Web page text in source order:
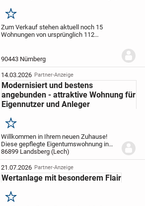
Merken
Zum Verkauf stehen aktuell noch 15
Wohnungen von ursprünglich 112
21m² bis hin zu 4 Zimmer mit
Besonderheiten zum...
90443 Nürnberg
14.03.2026 Partner-Anzeige
Modernisiert und bestens
angebunden - attraktive Wohnung für
Eigennutzer und Anleger
Merken
Willkommen in Ihrem neuen Zuhause!
Diese gepflegte Eigentumswohnung in
attraktiver Lage von Landsberg am Lech
verbindet eine durchdachte
Raumaufteilung, helle Wohnräume und
bereits erfolgte Modernisie...
86899 Landsberg (Lech)
21.07.2026 Partner-Anzeige
Wertanlage mit besonderem Flair
Merken